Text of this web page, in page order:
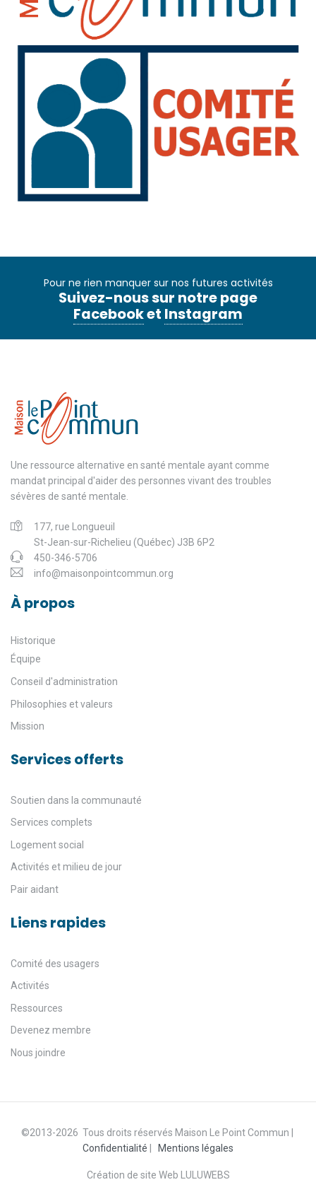
Pour ne rien manquer sur nos futures activités
Suivez-nous sur notre page
Facebooket Instagram
Une ressource alternative en santé mentale ayant comme
mandat principal d'aider des personnes vivant des troubles
sévères de santé mentale.
177, rue Longueuil
St-Jean-sur-Richelieu (Québec) J3B 6P2
450-346-5706
info@maisonpointcommun.org
À propos
Historique
Équipe
Conseil d'administration
Philosophies et valeurs
Mission
Services offerts
Soutien dans la communauté
Services complets
Logement social
Activités et milieu de jour
Pair aidant
Liens rapides
Comité des usagers
Activités
Ressources
Devenez membre
Nous joindre
©2013-2026 Tous droits réservés Maison Le Point Commun |
Confidentialité
Mentions légales
Création de site Web LULUWEBS